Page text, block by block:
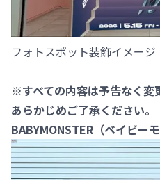
フォトスポット装飾イメージ
※すべての内容は予告なく変
あらかじめご了承ください。
BABYMONSTER（ベイビーモ